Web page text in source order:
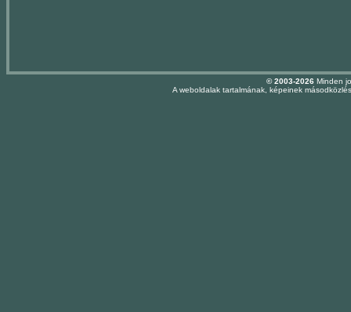
© 2003-2026Minden
A weboldalak tartalmának, képeinek